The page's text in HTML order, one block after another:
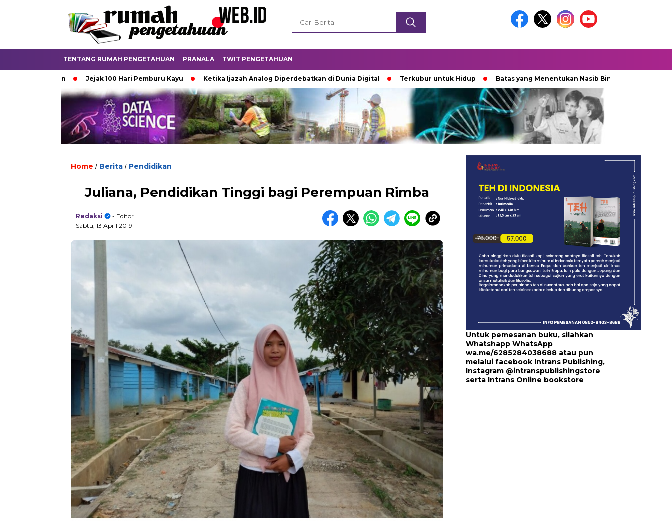
TENTANG RUMAH PENGETAHUAN PRANALA TWIT PENGETAHUAN
Jejak 100 Hari Pemburu Kayu Ketika Ijazah Analog Diperdebatkan di Dunia Digital Terkubur untuk Hidup Batas yang Menentukan Nasib Bintang
Home / Berita / Pendidikan
Juliana, Pendidikan Tinggi bagi Perempuan Rimba
Redaksi
- Editor
Sabtu, 13 April 2019
Untuk pemesanan buku, silahkan
Whatshapp WhatsApp
wa.me/6285284038688 atau pun
melalui facebook Intrans Publishing,
Instagram @intranspublishingstore
serta Intrans Online bookstore